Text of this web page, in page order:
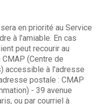
en priorité au Service
à l’amiable. En cas
peut recourir au
(Centre de
accessible à l'adresse
postale : CMAP
- 39 avenue
ou par courriel à